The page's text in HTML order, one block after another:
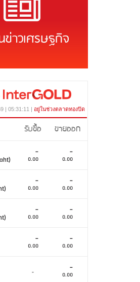
าวเศรษฐกิจ
| 05:31:11 | อยู่ในช่วงตลาดทองปิด
รับซื้อ
ขายออก
-
0.00
-
0.00
-
0.00
-
0.00
-
0.00
-
0.00
-
0.00
-
0.00
- -
0.00